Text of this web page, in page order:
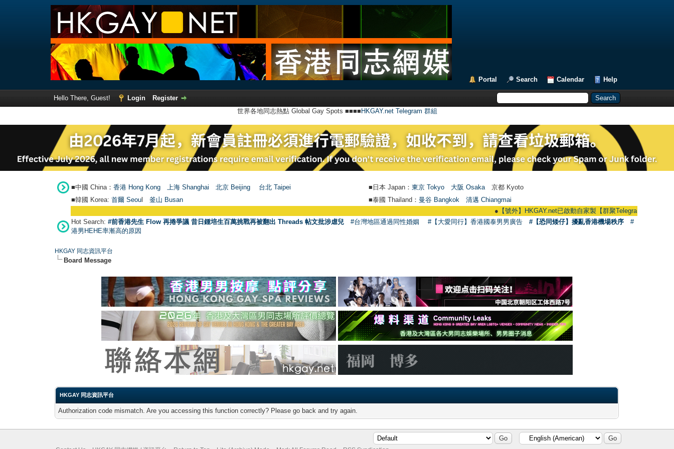
Portal Search Calendar Help
Hello There, Guest! Login
Register
世界各地同志熱點 Global Gay Spots ■■■■ HKGAY.net Telegram 群組
■中國 China： 香港 Hong Kong 上海 Shanghai 北京 Beijing 台北 Taipei ■日本 Japan： 東京 Tokyo 大阪 Osaka 京都 Kyoto
■韓國 Korea: 首爾 Seou 釜山 Busan ■泰國 Thailand： 曼谷 Bangkok
清邁 Chiangmai
【號外】HKGAY.net已啟動自家製【群聚Telegram群組】
Hot Search: #前香港先生 Flow 再捲爭議 昔日鍾培生百萬挑戰再被翻出 Threads 帖文批涉虐兒 #台灣地區通過同性婚姻 #【大愛同行】香港國泰男男廣告 #【恐同矮仔】擾亂香港機場秩序
#
港男HEHE率漸高的原因
HKGAY 同志資訊平台
Board Message
HKGAY 同志資訊平台
Authorization code mismatch. Are you accessing this function correctly? Please go back and try again.